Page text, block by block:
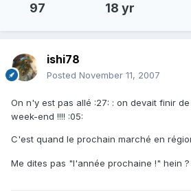
97 18 yr
ishi78
Posted November 11, 2007
On n'y est pas allé :27: : on devait finir
week-end !!!! :05:
C'est quand le prochain marché en
Me dites pas "l'année prochaine !" hein ?